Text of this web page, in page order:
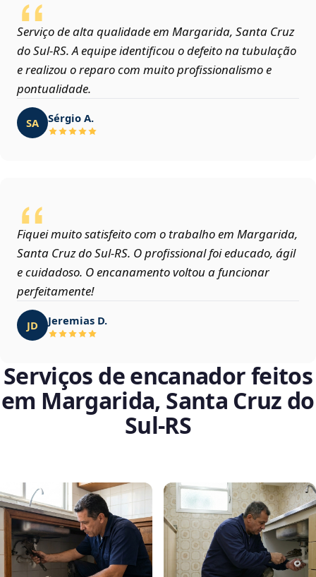
Serviço de alta qualidade em Margarida, Santa Cruz
do Sul‑RS. A equipe identificou o defeito na tubulação
e realizou o reparo com muito profissionalismo e
pontualidade.
SA Sérgio A.
Fiquei muito satisfeito com o trabalho em Margarida,
Santa Cruz do Sul‑RS. O profissional foi educado, ágil
e cuidadoso. O encanamento voltou a funcionar
perfeitamente!
JD Jeremias D.
Serviços de encanador feitos
em Margarida, Santa Cruz do
Sul‑RS